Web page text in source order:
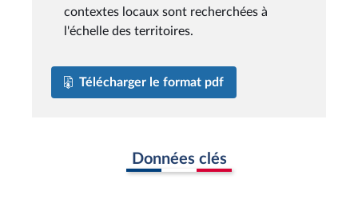
contextes locaux sont recherchées à
l'échelle des territoires.
Télécharger le format pdf
Données clés